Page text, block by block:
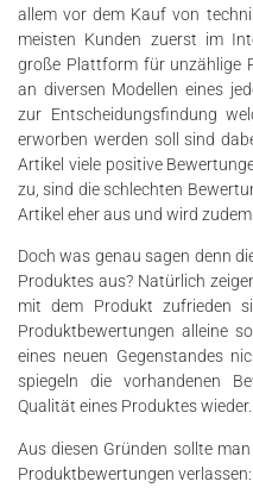
allem vor dem Kauf von
meisten Kunden zuerst im
große Plattform für unzählige
an diversen Modellen eines
zur Entscheidungsfindung
erworben werden soll sind
Artikel viele positive
zu, sind die schlechten
Artikel eher aus und wird
Doch was genau sagen denn
Produktes aus? Natürlich
mit dem Produkt zufrieden
Produktbewertungen alleine
eines neuen Gegenstandes
spiegeln die vorhandenen
Qualität eines Produktes wieder.
Aus diesen Gründen sollte
Produktbewertungen verlassen: